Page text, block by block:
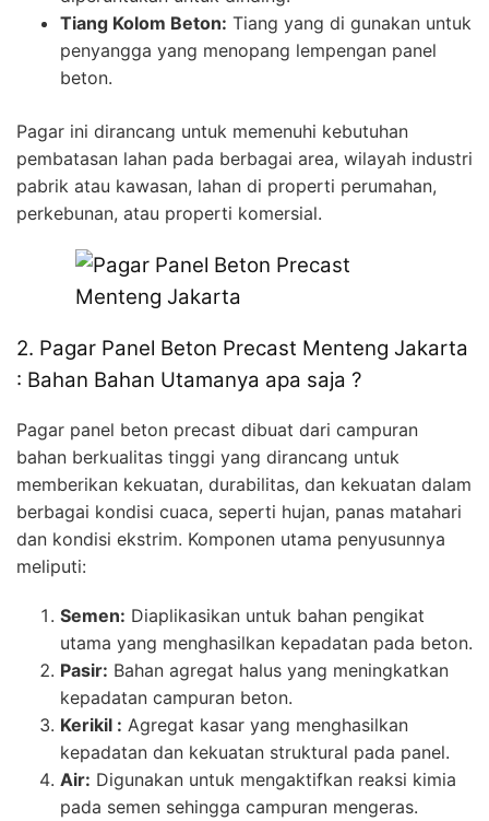
Tiang Kolom Beton: Tiang yang di gunakan untuk
penyangga yang menopang lempengan panel
beton.
Pagar ini dirancang untuk memenuhi kebutuhan
pembatasan lahan pada berbagai area, wilayah industri
pabrik atau kawasan, lahan di properti perumahan,
perkebunan, atau properti komersial.
2. Pagar Panel Beton Precast Menteng Jakarta
: Bahan Bahan Utamanya apa saja ?
Pagar panel beton precast dibuat dari campuran
bahan berkualitas tinggi yang dirancang untuk
memberikan kekuatan, durabilitas, dan kekuatan dalam
berbagai kondisi cuaca, seperti hujan, panas matahari
dan kondisi ekstrim. Komponen utama penyusunnya
meliputi:
Semen: Diaplikasikan untuk bahan pengikat
utama yang menghasilkan kepadatan pada beton.
Pasir: Bahan agregat halus yang meningkatkan
kepadatan campuran beton.
Kerikil : Agregat kasar yang menghasilkan
kepadatan dan kekuatan struktural pada panel.
Air: Digunakan untuk mengaktifkan reaksi kimia
pada semen sehingga campuran mengeras.